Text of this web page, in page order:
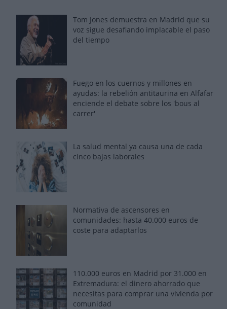
Tom Jones demuestra en Madrid que su
voz sigue desafiando implacable el paso
del tiempo
Fuego en los cuernos y millones en
ayudas: la rebelión antitaurina en Alfafar
enciende el debate sobre los 'bous al
carrer'
La salud mental ya causa una de cada
cinco bajas laborales
Normativa de ascensores en
comunidades: hasta 40.000 euros de
coste para adaptarlos
110.000 euros en Madrid por 31.000 en
Extremadura: el dinero ahorrado que
necesitas para comprar una vivienda por
comunidad